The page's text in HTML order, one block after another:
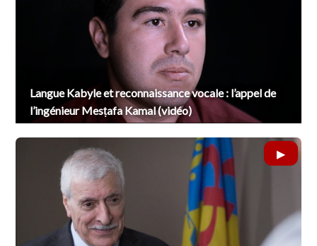
Langue Kabyle et reconnaissance vocale : l’appel de
l’ingénieur Mesṭafa Kamal (vidéo)